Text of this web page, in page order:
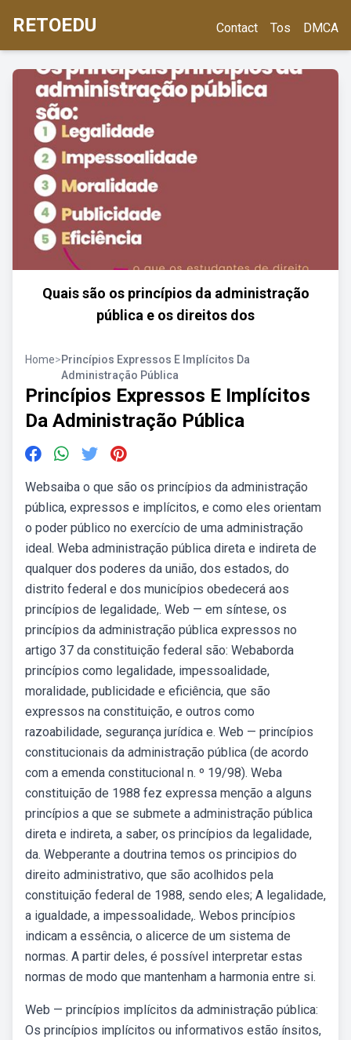
RETOEDU Contact Tos DMCA
Quais são os princípios da administração
pública e os direitos dos
Home>Princípios Expressos E Implícitos Da
Administração Pública
Princípios Expressos E Implícitos
Da Administração Pública
Websaiba o que são os princípios da administração
pública, expressos e implícitos, e como eles orientam
o poder público no exercício de uma administração
ideal. Weba administração pública direta e indireta de
qualquer dos poderes da união, dos estados, do
distrito federal e dos municípios obedecerá aos
princípios de legalidade,. Web — em síntese, os
princípios da administração pública expressos no
artigo 37 da constituição federal são: Webaborda
princípios como legalidade, impessoalidade,
moralidade, publicidade e eficiência, que são
expressos na constituição, e outros como
razoabilidade, segurança jurídica e. Web — princípios
constitucionais da administração pública (de acordo
com a emenda constitucional n. º 19/98). Weba
constituição de 1988 fez expressa menção a alguns
princípios a que se submete a administração pública
direta e indireta, a saber, os princípios da legalidade,
da. Webperante a doutrina temos os principios do
direito administrativo, que são acolhidos pela
constituição federal de 1988, sendo eles; A legalidade,
a igualdade, a impessoalidade,. Webos princípios
indicam a essência, o alicerce de um sistema de
normas. A partir deles, é possível interpretar estas
normas de modo que mantenham a harmonia entre si.
Web — princípios implícitos da administração pública:
Os princípios implícitos ou informativos estão ínsitos,